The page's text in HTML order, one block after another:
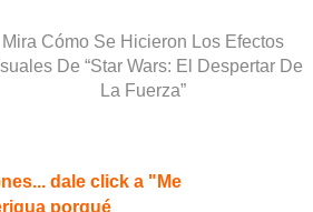
Mira Cómo Se Hicieron Los Efectos
De “Star Wars: El Despertar De
La Fuerza”
dale click a "Me
porqué